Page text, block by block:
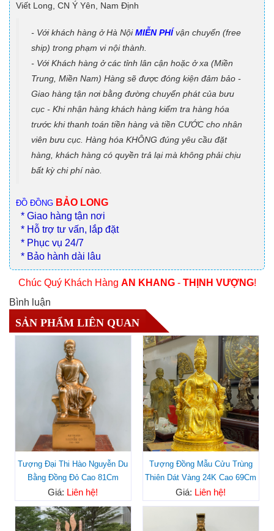
Viết Long, CN Ý Yên, Nam Định
- Với khách hàng ở Hà NộiMIỄN PHÍ vận chuyển (free
ship) trong phạm vi nội thành.
- Với Khách hàng ở các tỉnh lân cận hoặc ở xa (Miền
Trung, Miền Nam) Hàng sẽ được đóng kiện đảm bảo -
Giao hàng tận nơi bằng đường chuyển phát của bưu
cục - Khi nhận hàng khách hàng kiểm tra hàng hóa
trước khi thanh toán tiền hàng và tiền CƯỚC cho nhân
viên bưu cục. Hàng hóa KHÔNG đúng yêu cầu đặt
hàng, khách hàng có quyền trả lại mà không phải chịu
bất kỳ chi phí nào.
ĐỒ ĐỒNG BẢO LONG
* Giao hàng tận nơi
* Hỗ trợ tư vấn, lắp đặt
* Phục vụ 24/7
* Bảo hành dài lâu
Chúc Quý Khách Hàng AN KHANG - THỊNH VƯỢNG!
Bình luận
SẢN PHẨM LIÊN QUAN
Tượng Đại Thi Hào Nguyễn Du
Bằng Đồng Đỏ Cao 81Cm
Giá: Liên hệ!
Tượng Đồng Mẫu Cửu Trùng
Thiên Dát Vàng 24K Cao 69Cm
Giá: Liên hệ!